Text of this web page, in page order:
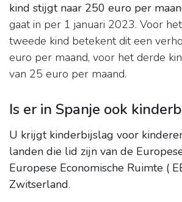
kind stijgt naar 250 euro per
gaat in per 1 januari 2023. Voor
tweede kind betekent dit een
euro per maand, voor het derde
van 25 euro per maand.
Is er in Spanje ook
U krijgt kinderbijslag voor
landen die lid zijn van de
Europese Economische Ruimte (
Zwitserland.